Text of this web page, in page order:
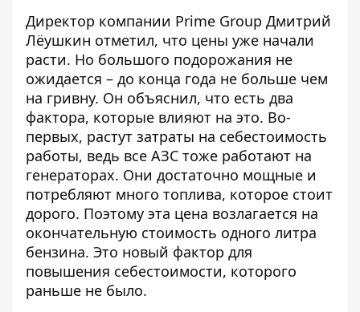
Директор компании Prime Group Дмитрий
Лёушкин отметил, что цены уже начали
расти. Но большого подорожания не
ожидается – до конца года не больше чем
на гривну. Он объяснил, что есть два
фактора, которые влияют на это. Во-
первых, растут затраты на себестоимость
работы, ведь все АЗС тоже работают на
генераторах. Они достаточно мощные и
потребляют много топлива, которое стоит
дорого. Поэтому эта цена возлагается на
окончательную стоимость одного литра
бензина. Это новый фактор для
повышения себестоимости, которого
раньше не было.